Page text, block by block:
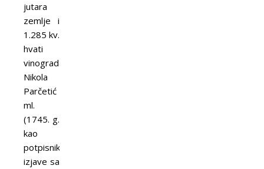
jutara
zemlje i
1.285 kv.
hvati
vinograda),
Nikola
Parčetić
ml.
(1745. g.
kao
potpisnik
izjave sa